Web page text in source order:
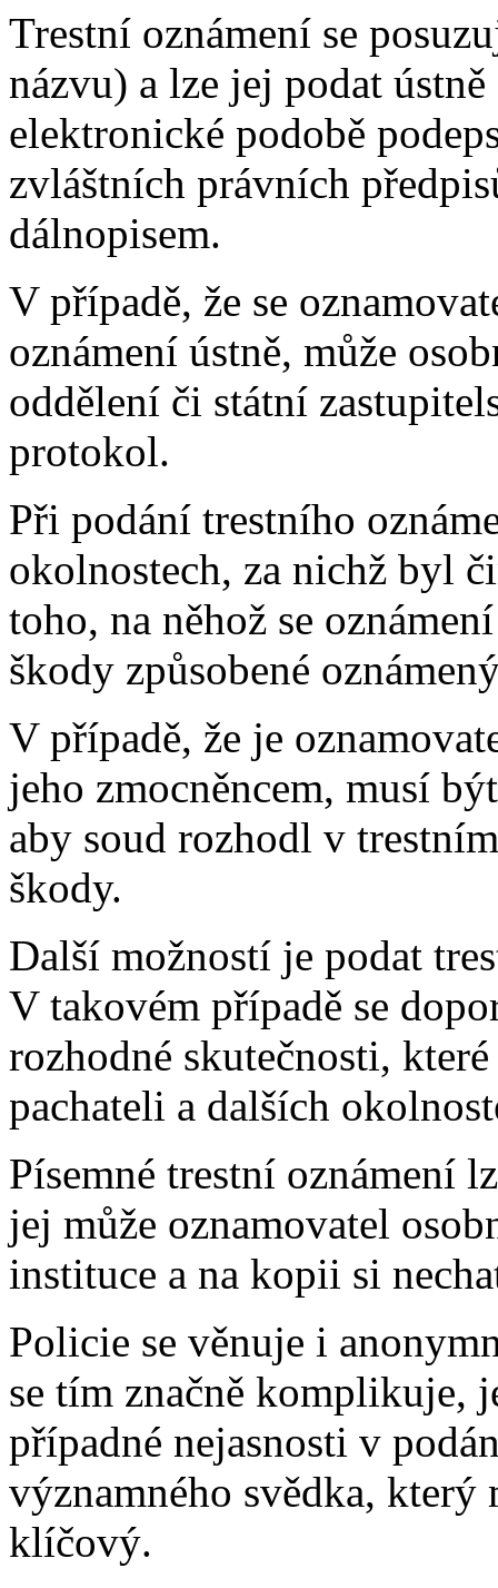
Trestní oznámení se
názvu) a lze jej podat
elektronické podobě
zvláštních právních
dálnopisem.
V případě, že se
oznámení ústně, může
oddělení či státní
protokol.
Při podání trestního
okolnostech, za nichž byl
toho, na něhož se
škody způsobené
V případě, že je
jeho zmocněncem, musí
aby soud rozhodl v
škody.
Další možností je podat
V takovém případě se
rozhodné skutečnosti,
pachateli a dalších
Písemné trestní oznámení
jej může oznamovatel
instituce a na kopii si
Policie se věnuje i
se tím značně komplikuje,
případné nejasnosti v
významného svědka,
klíčový.